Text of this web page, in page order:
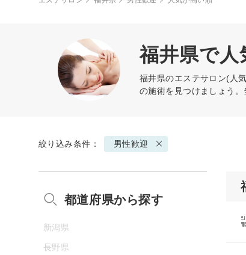
福井県で
福井県のエステサロン(人
の施術を見つけましょう。
絞り込み条件： 男性歓迎
都道府県から探す
新潟県
長野県